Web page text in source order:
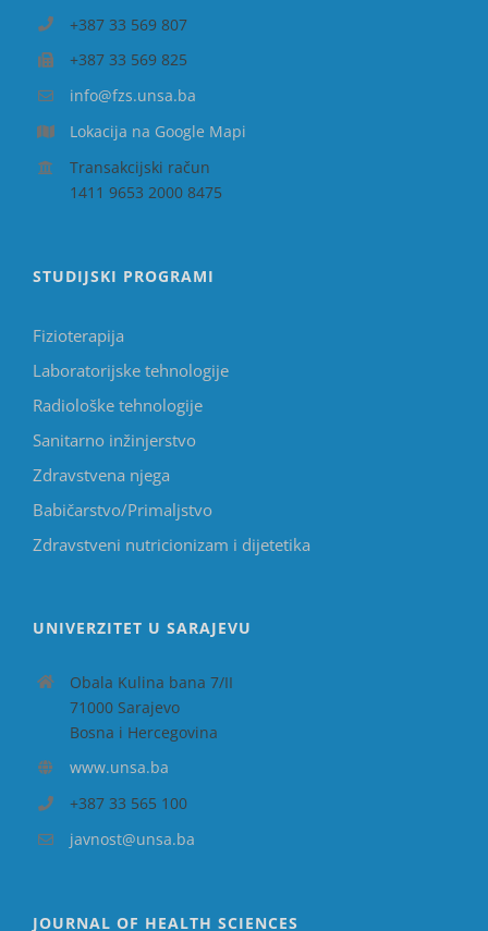
+387 33 569 807
+387 33 569 825
info@fzs.unsa.ba
Lokacija na Google Mapi
Transakcijski račun
1411 9653 2000 8475
STUDIJSKI PROGRAMI
Fizioterapija
Laboratorijske tehnologije
Radiološke tehnologije
Sanitarno inžinjerstvo
Zdravstvena njega
Babičarstvo/Primaljstvo
Zdravstveni nutricionizam i dijetetika
UNIVERZITET U SARAJEVU
Obala Kulina bana 7/II
71000 Sarajevo
Bosna i Hercegovina
www.unsa.ba
+387 33 565 100
javnost@unsa.ba
JOURNAL OF HEALTH SCIENCES